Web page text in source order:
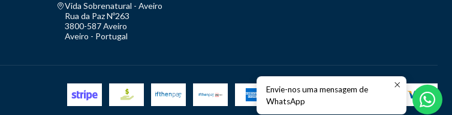
Vida Sobrenatural - Aveiro
Rua da Paz Nº263
3800-587 Aveiro
Aveiro - Portugal
Envie-nos uma mensagem de
WhatsApp